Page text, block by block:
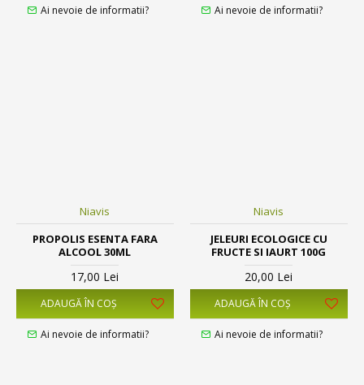
Ai nevoie de informatii? Ai nevoie de informatii?
Niavis
PROPOLIS ESENTA FARA
ALCOOL 30ML
17,00 Lei
ADAUGĂ ÎN COŞ
Ai nevoie de informatii?
Niavis
JELEURI ECOLOGICE CU
FRUCTE SI IAURT 100G
20,00 Lei
ADAUGĂ ÎN COŞ
Ai nevoie de informatii?